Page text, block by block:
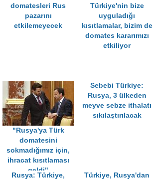
domatesleri Rus
pazarını
etkilemeyecek
Türkiye'nin bize
uyguladığı
kısıtlamalar, bizim de
domates kararımızı
etkiliyor
"Rusya'ya Türk
domatesini
sokmadığımız için,
ihracat kısıtlaması
geldi"
Sebebi Türkiye:
Rusya, 3 ülkeden
meyve sebze ithalatı
sıkılaştırılacak
Rusya: Türkiye,
Türkiye, Rusya'dan